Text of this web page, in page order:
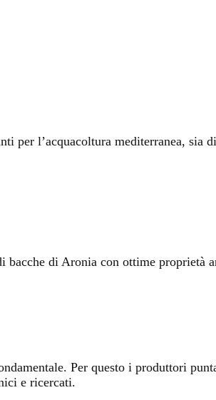
l’acquacoltura mediterranea, sia
di Aronia con ottime proprietà
Per questo i produttori
e ricercati.